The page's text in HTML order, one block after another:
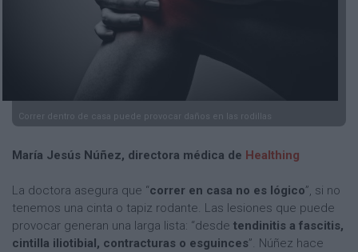
Correr dentro de casa puede provocar daños en las rodillas
María Jesús Núñez, directora médica de Healthing
La doctora asegura que “correr en casa no es lógico”, si no
tenemos una cinta o tapiz rodante. Las lesiones que puede
provocar generan una larga lista: “desde tendinitis a fascitis,
cintilla iliotibial, contracturas o esguinces”. Núñez hace